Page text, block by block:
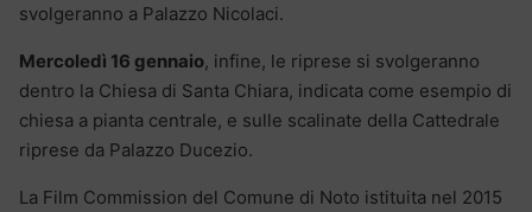
svolgeranno a Palazzo Nicolaci.
Mercoledì 16 gennaio, infine, le riprese si svolgeranno
dentro la Chiesa di Santa Chiara, indicata come esempio di
chiesa a pianta centrale, e sulle scalinate della Cattedrale
riprese da Palazzo Ducezio.
La Film Commission del Comune di Noto istituita nel 2015